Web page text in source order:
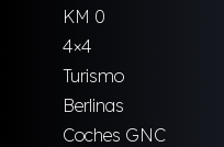
KM 0
4×4
Turismo
Berlinas
Coches GNC